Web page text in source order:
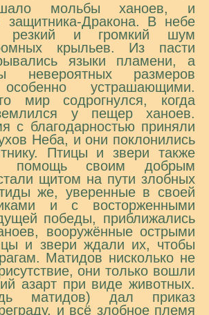
мольбы ханоев, и
Дракона. В небе
резкий и громкий шум
крыльев. Из пасти
языки пламени, а
невероятных размеров
устрашающими.
мир содрогнулся, когда
у пещер ханоев.
с благодарностью приняли
Неба, и они поклонились
Птицы и звери также
помощь своим добрым
щитом на пути злобных
же, уверенные в своей
и с восторженными
победы, приближались
вооружённые острыми
и звери ждали их, чтобы
Матидов нисколько не
они только вошли
азарт при виде животных.
матидов) дал приказ
и всё злобное племя